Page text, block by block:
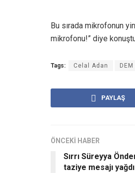
Bu sırada mikrofonun
mikrofonu!” diye
Tags: Celal Adan
PAYLAŞ
ÖNCEKİ HABER
Sırrı Süreyya
taziye mesajı yağdı